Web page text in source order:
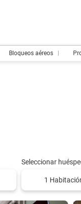
Bloqueos aéreos
Seleccionar
1